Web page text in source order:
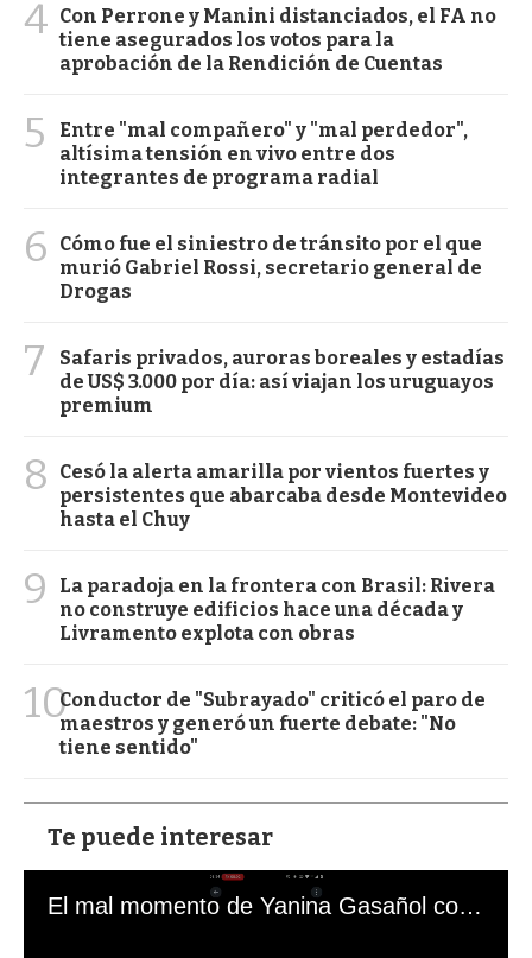
4 Con Perrone y Manini distanciados, el FA no
tiene asegurados los votos para la
aprobación de la Rendición de Cuentas
5
Entre "mal compañero" y "mal perdedor",
altísima tensión en vivo entre dos
integrantes de programa radial
6
Cómo fue el siniestro de tránsito por el que
murió Gabriel Rossi, secretario general de
Drogas
7
Safaris privados, auroras boreales y estadías
de US$ 3.000 por día: así viajan los uruguayos
premium
8
Cesó la alerta amarilla por vientos fuertes y
persistentes que abarcaba desde Montevideo
hasta el Chuy
9
La paradoja en la frontera con Brasil: Rivera
no construye edificios hace una década y
Livramento explota con obras
10Conductor de "Subrayado" criticó el paro de
maestros y generó un fuerte debate: "No
tiene sentido"
Te puede interesar
El mal momento de Yanina Gasañol con un hincha argentino en "Subrayado"